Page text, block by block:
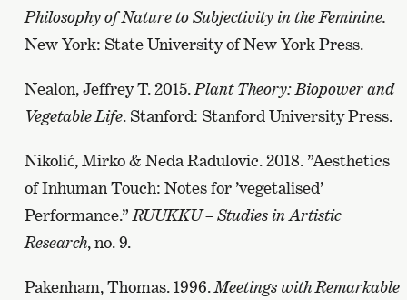
Philosophy of Nature to Subjectivity in the Feminine.
New York: State University of New York Press.
Nealon, Jeffrey T. 2015. Plant Theory: Biopower and
Vegetable Life. Stanford: Stanford University Press.
Nikolić, Mirko & Neda Radulovic. 2018. ”Aesthetics
of Inhuman Touch: Notes for ’vegetalised’
Performance.”RUUKKU – Studies in Artistic
Research, no. 9.
Pakenham, Thomas. 1996.Meetings with Remarkable